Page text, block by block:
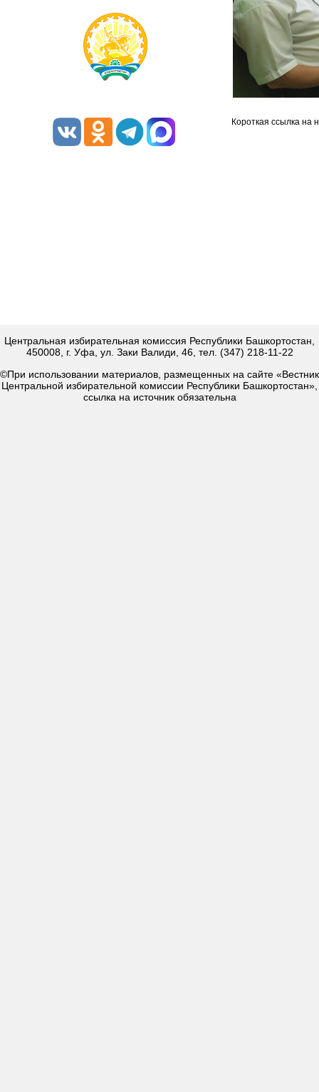
Короткая ссылка на
Центральная избирательная комиссия Республики Башкортостан,
450008, г. Уфа, ул. Заки Валиди, 46, тел. (347) 218-11-22
©При использовании материалов, размещенных на сайте «Вестник
Центральной избирательной комиссии Республики Башкортостан»,
ссылка на источник обязательна